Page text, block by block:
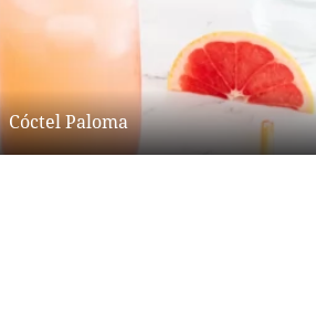
Cóctel Paloma